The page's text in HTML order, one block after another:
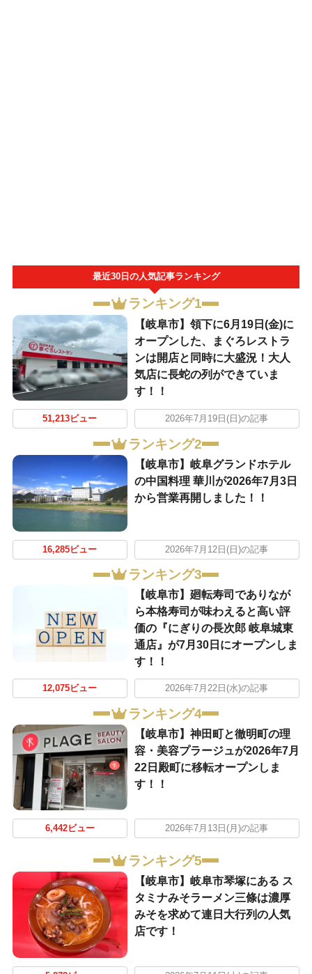
最近30日の人気記事ランキング
ランキング1
【岐阜市】領下に6月19日(金)に
オープンした、まぐろレストラ
ンは開店と同時に大盛況！大人
気店に長蛇の列ができていま
す！！
51,213ビュー 2026年7月19日(日)の記事
ランキング2
【岐阜市】岐阜グランドホテル
の中国料理 華川が2026年7月3日
から営業再開しました！！
16,285ビュー 2026年7月12日(日)の記事
ランキング3
【岐阜市】廻転寿司でありなが
ら本格寿司が味わえると高い評
価の『にぎりの長次郎 岐阜城東
通店』が7月30日にオープンしま
す！！
12,075ビュー 2026年7月22日(水)の記事
ランキング4
【岐阜市】神田町と徹明町の理
容・美容プラージュが2026年7月
22日殿町に移転オープンしま
す！！
6,442ビュー 2026年7月13日(月)の記事
ランキング5
【岐阜市】岐阜市琴塚にある ス
タミナみそラーメン三條は濃厚
みそを求めて連日大行列の人気
店です！